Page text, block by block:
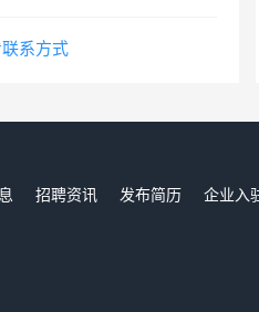
系方式
招聘资讯 发布简历 企业入